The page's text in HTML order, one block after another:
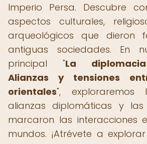
Imperio Persa. Descubre
aspectos culturales,
arqueológicos que dieron
antiguas sociedades. En
principal "La
Alianzas y tensiones
orientales", exploraremos
alianzas diplomáticas y las
marcaron las interacciones
mundos. ¡Atrévete a